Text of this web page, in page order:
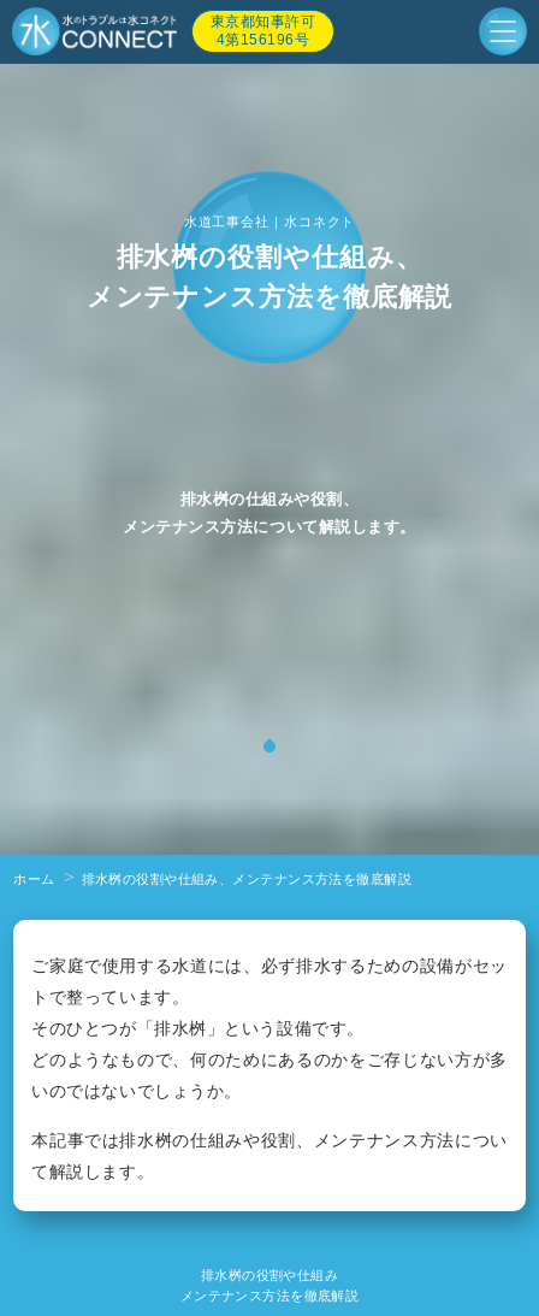
東京都知事許可
4第156196号
水道工事会社｜水コネクト
排水桝の役割や仕組み、
メンテナンス方法を徹底解説
排水桝の仕組みや役割、
メンテナンス方法について解説します。
ホーム 排水桝の役割や仕組み、メンテナンス方法を徹底解説
ご家庭で使用する水道には、必ず排水するための設備がセッ
トで整っています。
そのひとつが「排水桝」という設備です。
どのようなもので、何のためにあるのかをご存じない方が多
いのではないでしょうか。
本記事では排水桝の仕組みや役割、メンテナンス方法につい
て解説します。
排水桝の役割や仕組み
メンテナンス方法を徹底解説